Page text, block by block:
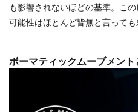
も影響されないほどの基準。こ
可能性はほとんど皆無と言っても
ボーマティックムーブメント